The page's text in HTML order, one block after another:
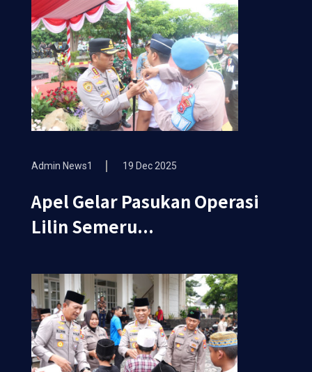
Admin News1 19 Dec 2025
Apel Gelar Pasukan Operasi
Lilin Semeru...